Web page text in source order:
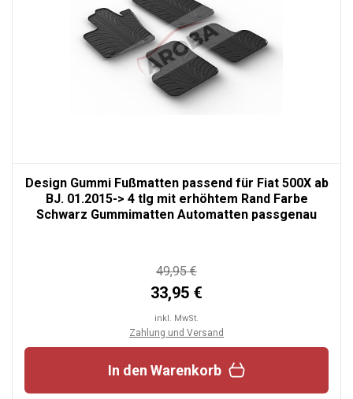
Design Gummi Fußmatten passend für Fiat 500X ab
BJ. 01.2015-> 4 tlg mit erhöhtem Rand Farbe
Schwarz Gummimatten Automatten passgenau
49,95 €
33,95 €
inkl. MwSt.
Zahlung und Versand
In den Warenkorb